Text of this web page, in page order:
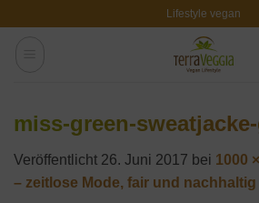
Lifestyle vegan
miss-green-
Veröffentlicht 26. Juni 2017 bei 1000
– zeitlose Mode, fair und